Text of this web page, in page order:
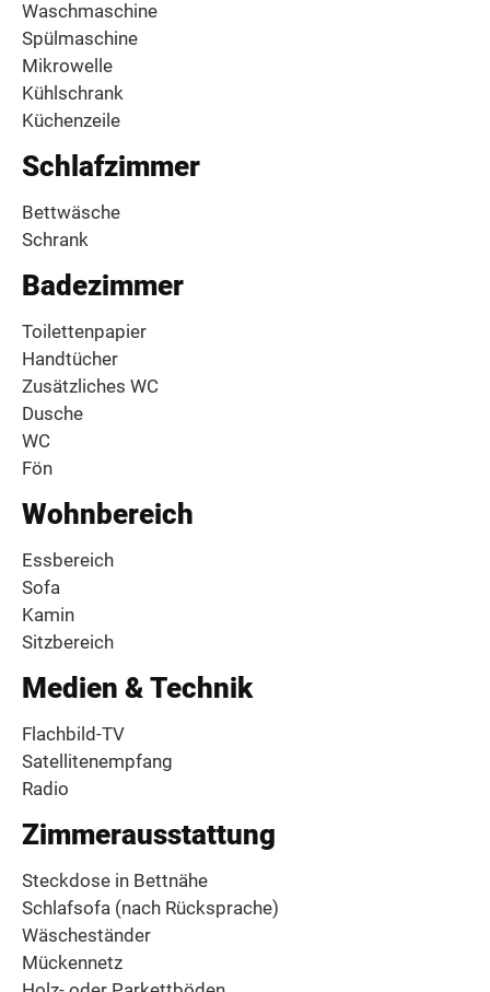
Waschmaschine
Spülmaschine
Mikrowelle
Kühlschrank
Küchenzeile
Schlafzimmer
Bettwäsche
Schrank
Badezimmer
Toilettenpapier
Handtücher
Zusätzliches WC
Dusche
WC
Fön
Wohnbereich
Essbereich
Sofa
Kamin
Sitzbereich
Medien & Technik
Flachbild-TV
Satellitenempfang
Radio
Zimmerausstattung
Steckdose in Bettnähe
Schlafsofa (nach Rücksprache)
Wäscheständer
Mückennetz